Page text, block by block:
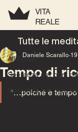
VITA
REALE
All Posts
Speranza per ogni
Speranza per ogni
All Posts
Tempo di
Daniele Scarallo
“…poiché è
Tutte le